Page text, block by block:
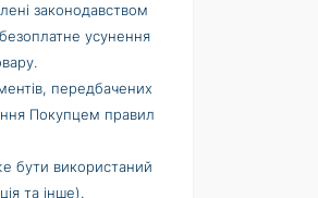
законодавством
усунення
передбачених
Покупцем правил
бути використаний
та інше).